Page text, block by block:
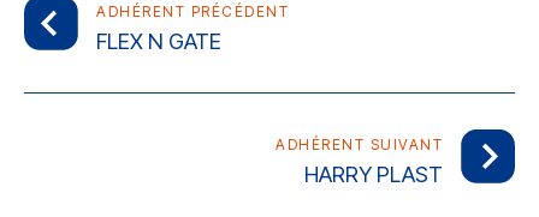
ADHÉRENT PRÉCÉDENT
FLEX N GATE
ADHÉRENT SUIVANT
HARRY PLAST